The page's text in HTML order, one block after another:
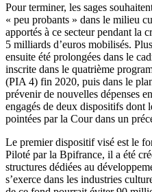
Pour terminer, les sages
« peu probants » dans le milieu
apportés à ce secteur pendant la
5 milliards d’euros mobilisés.
ensuite été prolongées dans le
inscrite dans le quatrième
(PIA 4) fin 2020, puis dans le
prévenir de nouvelles dépenses
engagés de deux dispositifs dont
pointées par la Cour dans un
Le premier dispositif visé est le
Piloté par la Bpifrance, il a été
structures dédiées au
s’exerce dans les industries